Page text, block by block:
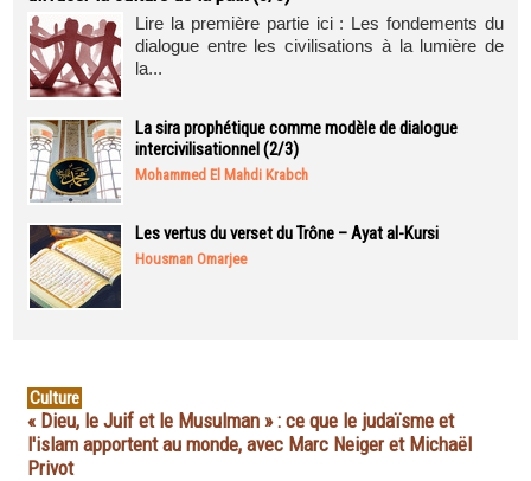
Lire la première partie ici : Les fondements du
dialogue entre les civilisations à la lumière de
la...
La sira prophétique comme modèle de dialogue
intercivilisationnel (2/3)
Mohammed El Mahdi Krabch
Les vertus du verset du Trône – Ayat al-Kursi
Housman Omarjee
Culture
« Dieu, le Juif et le Musulman » : ce que le judaïsme et
l'islam apportent au monde, avec Marc Neiger et Michaël
Privot